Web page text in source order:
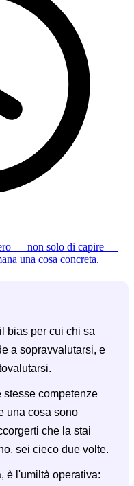
— non solo di capire —
una cosa concreta.
bias per cui chi sa
a sopravvalutarsi, e
stesse competenze
una cosa sono
che la stai
sei cieco due volte.
è l'umiltà operativa: